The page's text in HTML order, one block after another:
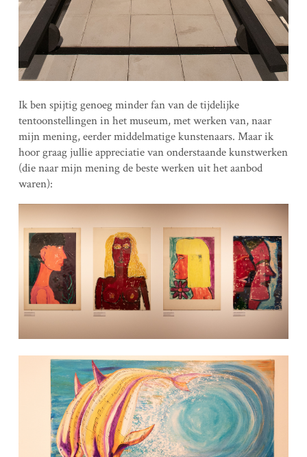
Ik ben spijtig genoeg minder fan van de tijdelijke
tentoonstellingen in het museum, met werken van, naar
mijn mening, eerder middelmatige kunstenaars. Maar ik
hoor graag jullie appreciatie van onderstaande kunstwerken
(die naar mijn mening de beste werken uit het aanbod
waren):